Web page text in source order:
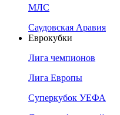
МЛС
Саудовская Аравия
Еврокубки
Лига чемпионов
Лига Европы
Суперкубок УЕФА